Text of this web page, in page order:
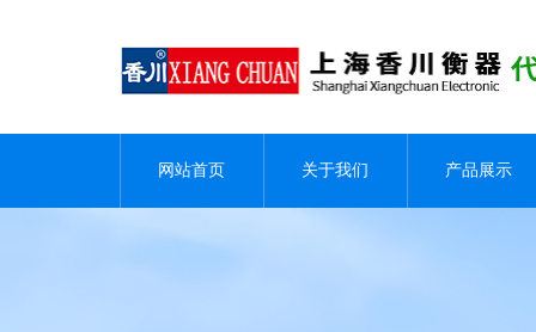
网站首页 关于我们 产品展示